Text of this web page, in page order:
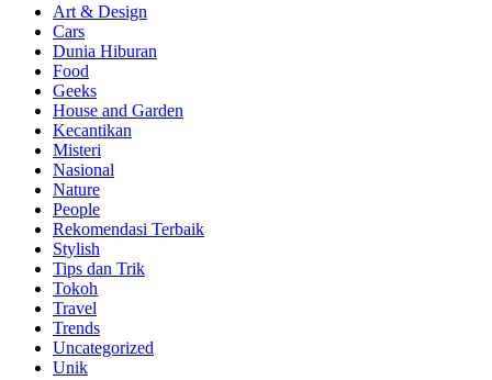
Art & Design
Cars
Dunia Hiburan
Food
Geeks
House and Garden
Kecantikan
Misteri
Nasional
Nature
People
Rekomendasi Terbaik
Stylish
Tips dan Trik
Tokoh
Travel
Trends
Uncategorized
Unik